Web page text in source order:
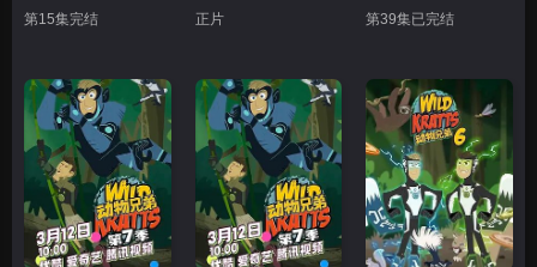
第15集完结 正片 第39集已完结